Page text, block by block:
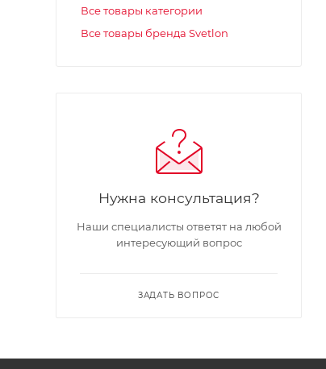
Все товары категории
Все товары бренда Svetlon
Нужна консультация?
Наши специалисты ответят на любой
интересующий вопрос
ЗАДАТЬ ВОПРОС